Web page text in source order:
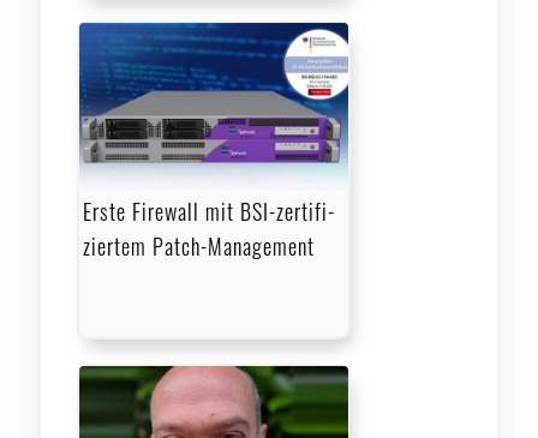
Erste Firewall mit BSI-zer­ti­fi­
zier­tem Patch-Management